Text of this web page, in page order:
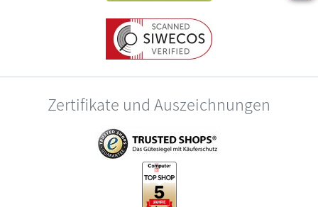
Zertifikate und Auszeichnungen